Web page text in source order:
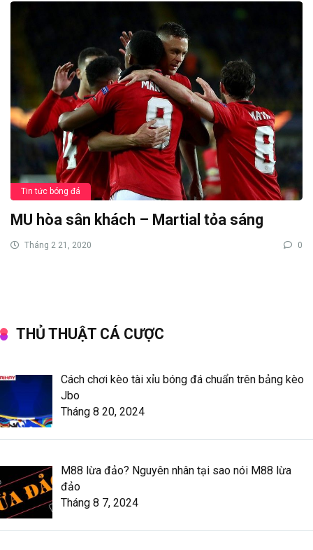
Tin tức bóng đá
MU hòa sân khách – Martial tỏa sáng
Tháng 2 21, 2020 0
THỦ THUẬT CÁ CƯỢC
Cách chơi kèo tài xỉu bóng đá chuẩn trên bảng kèo
Jbo
Tháng 8 20, 2024
M88 lừa đảo? Nguyên nhân tại sao nói M88 lừa
đảo
Tháng 8 7, 2024